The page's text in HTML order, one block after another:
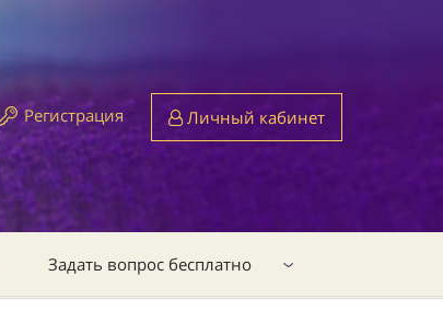
Регистрация Личный кабинет
Задать вопрос бесплатно